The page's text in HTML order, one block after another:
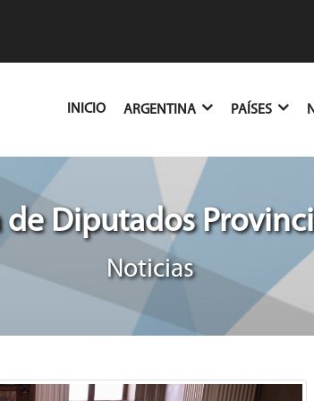
INICIO(CURRENT)
ARGENTINA PAÍSES
Diputados
Noticias